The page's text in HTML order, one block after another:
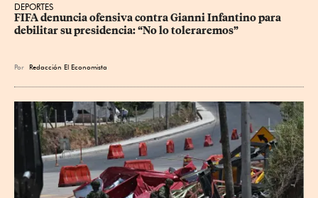
DEPORTES
FIFA denuncia ofensiva contra Gianni Infantino para
debilitar su presidencia: “No lo toleraremos”
Por Redacción El Economista